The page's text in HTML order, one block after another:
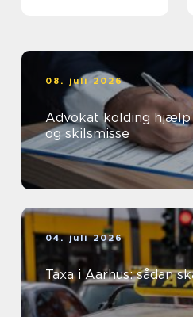
08. juli 2026
Advokat kolding hjælp til familieret, arv
og skilsmisse
04. juli 2026
Taxa i Aarhus: sådan